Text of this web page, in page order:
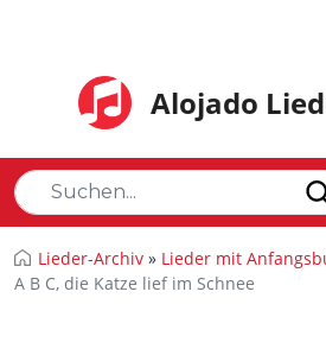
Alojado
Lieder-Archiv » Lieder mit
A B C, die Katze lief im Schnee